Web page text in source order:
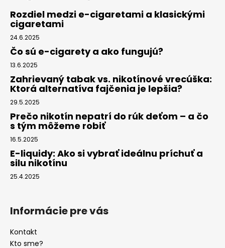
Rozdiel medzi e-cigaretami a klasickými
cigaretami
24.6.2025
Čo sú e-cigarety a ako fungujú?
13.6.2025
Zahrievaný tabak vs. nikotínové vrecúška:
Ktorá alternatíva fajčenia je lepšia?
29.5.2025
Prečo nikotín nepatrí do rúk deťom – a čo
s tým môžeme robiť
16.5.2025
E-liquidy: Ako si vybrať ideálnu príchuť a
silu nikotínu
25.4.2025
Informácie pre vás
Kontakt
Kto sme?